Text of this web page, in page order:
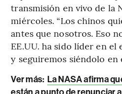
transmisión en vivo de la
miércoles. “Los chinos
antes que nosotros. Eso
EE.UU. ha sido líder en el
y seguiremos siéndolo en
Ver más: La NASA afirma
están a punto de renunciar